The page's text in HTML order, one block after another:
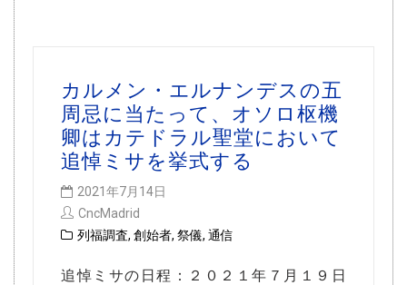
カルメン・エルナンデスの五
周忌に当たって、オソロ枢機
卿はカテドラル聖堂において
追悼ミサを挙式する
2021年7月14日
CncMadrid
列福調査, 創始者, 祭儀, 通信
追悼ミサの日程：２０２１年７月１９日